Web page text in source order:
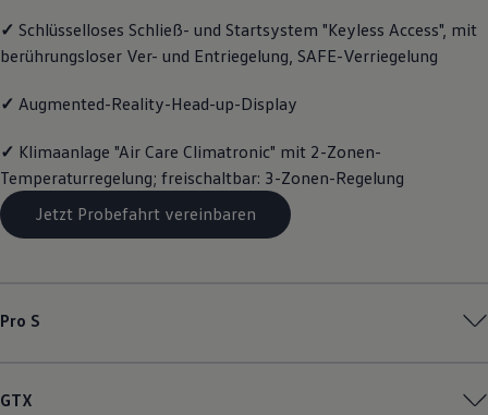
Räder und Reifen
Pannen- und Unfallhilfe
Volkswagen Teile
Zubehör
Schutz und Pflege
Transport
Entertainment und Elektronik
Individualisieren
Wallbox und Ladekabel
✓ Schlüsselloses Schließ- und Startsystem "Keyless Access", mit
berührungsloser Ver- und Entriegelung, SAFE-Verriegelung
✓ Augmented-Reality-Head-up-Display
✓ Klimaanlage "Air Care Climatronic" mit 2-Zonen-
Temperaturregelung; freischaltbar: 3-Zonen-Regelung
Jetzt Probefahrt vereinbaren
Pro S
GTX